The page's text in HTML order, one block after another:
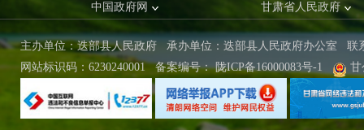
中国政府网 甘肃省人民政府
主办单位：迭部县人民政府 承办单位：迭部县人民政府办公室 联
网站标识码：6230240001
备案编号： 陇ICP备16000083号-1 甘